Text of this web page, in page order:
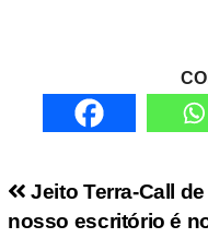
Navegação
Jeito Terra-Call
nosso escritório é